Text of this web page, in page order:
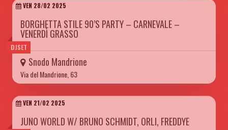
DJSET
VEN 28/02 2025
BORGHETTA STILE 90’S PARTY – CARNEVALE –
VENERDÌ GRASSO
Snodo Mandrione
Via del Mandrione, 63
VEN 21/02 2025
JUNO WORLD W/ BRUNO SCHMIDT, ORLI, FREDDYE